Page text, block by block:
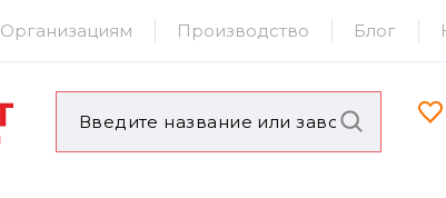
Организациям Производство Блог